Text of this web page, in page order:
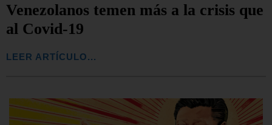
Venezolanos temen más a la crisis que
al Covid-19
LEER ARTÍCULO...